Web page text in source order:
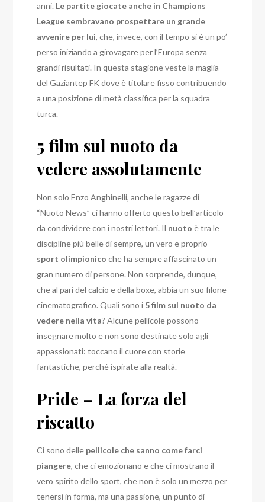
anni. Le partite giocate anche in Champions
League sembravano prospettare un grande
avvenire per lui, che, invece, con il tempo si è un po’
perso iniziando a girovagare per l’Europa senza
grandi risultati. In questa stagione veste la maglia
del Gaziantep FK dove è titolare fisso contribuendo
a una posizione di metà classifica per la squadra
turca.
5 film sul nuoto da
vedere assolutamente
Non solo Enzo Anghinelli, anche le ragazze di
“Nuoto News” ci hanno offerto questo bell’articolo
da condividere con i nostri lettori. Il nuoto è tra le
discipline più belle di sempre, un vero e proprio
sport olimpionico che ha sempre affascinato un
gran numero di persone. Non sorprende, dunque,
che al pari del calcio e della boxe, abbia un suo filone
cinematografico. Quali sono i 5 film sul nuoto da
vedere nella vita? Alcune pellicole possono
insegnare molto e non sono destinate solo agli
appassionati: toccano il cuore con storie
fantastiche, perché ispirate alla realtà.
Pride – La forza del
riscatto
Ci sono delle pellicole che sanno come farci
piangere, che ci emozionano e che ci mostrano il
vero spirito dello sport, che non è solo un mezzo per
tenersi in forma, ma una passione, un punto di